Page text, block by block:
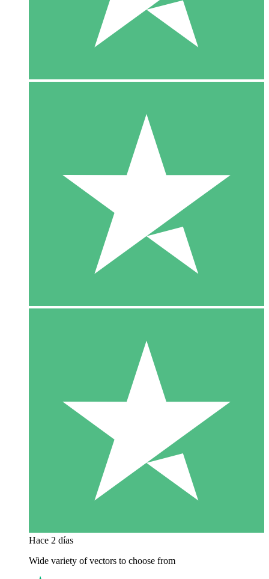
Hace 2 días
Wide variety of vectors to choose from